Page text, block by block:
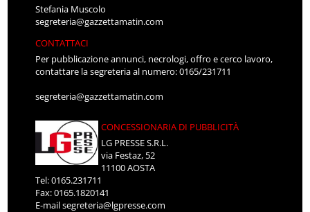
Stefania Muscolo
segreteria@gazzettamatin.com
CONTATTACI
Per pubblicazione annunci, necrologi, offro e cerco lavoro,
contattare la segreteria al numero: 0165/231711
segreteria@gazzettamatin.com
CONCESSIONARIA DI PUBBLICITÀ
LG PRESSE S.R.L.
via Festaz, 52
11100 AOSTA
Tel: 0165.231711
Fax: 0165.1820141
E-mailsegreteria@lgpresse.com